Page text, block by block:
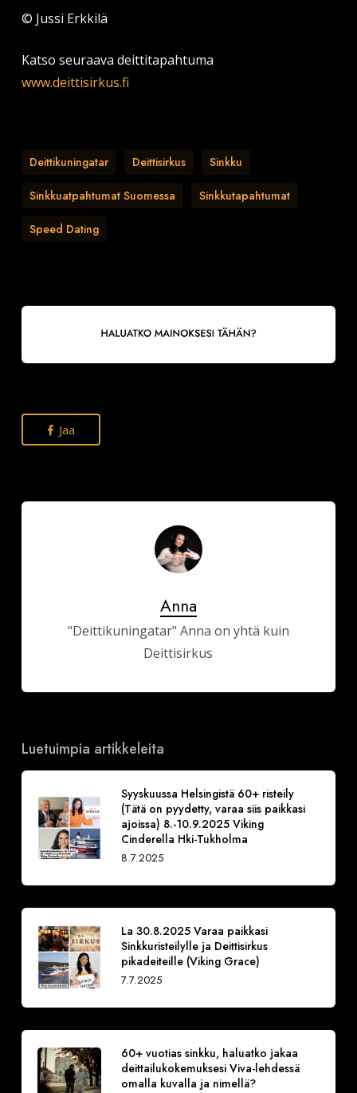
© Jussi Erkkilä
Katso seuraava deittitapahtuma
www.deittisirkus.fi
Deittikuningatar Deittisirkus Sinkku
Sinkkuatpahtumat Suomessa Sinkkutapahtumat
Speed Dating
Jaa
Anna
"Deittikuningatar" Anna on yhtä kuin
Deittisirkus
Luetuimpia artikkeleita
Syyskuussa Helsingistä 60+ risteily
(Tätä on pyydetty, varaa siis paikkasi
ajoissa) 8.-10.9.2025 Viking
Cinderella Hki-Tukholma
8.7.2025
La 30.8.2025 Varaa paikkasi
Sinkkuristeilylle ja Deittisirkus
pikadeiteille (Viking Grace)
7.7.2025
60+ vuotias sinkku, haluatko jakaa
deittailukokemuksesi Viva-lehdessä
omalla kuvalla ja nimellä?